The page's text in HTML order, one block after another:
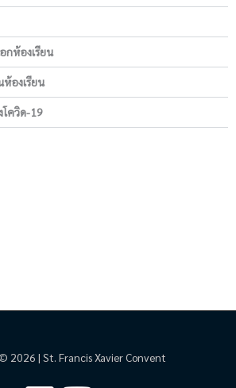
กห้องเรียน
องเรียน
โควิด-19
2026 | St. Francis Xavier Convent